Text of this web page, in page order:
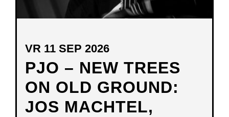
PJO – NEW TREES
ON OLD GROUND:
JOS MACHTEL,
VR 11 SEP 2026